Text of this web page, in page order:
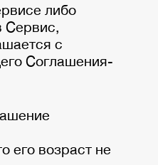
либо
Сервис,
с
Соглашения-
его возраст не